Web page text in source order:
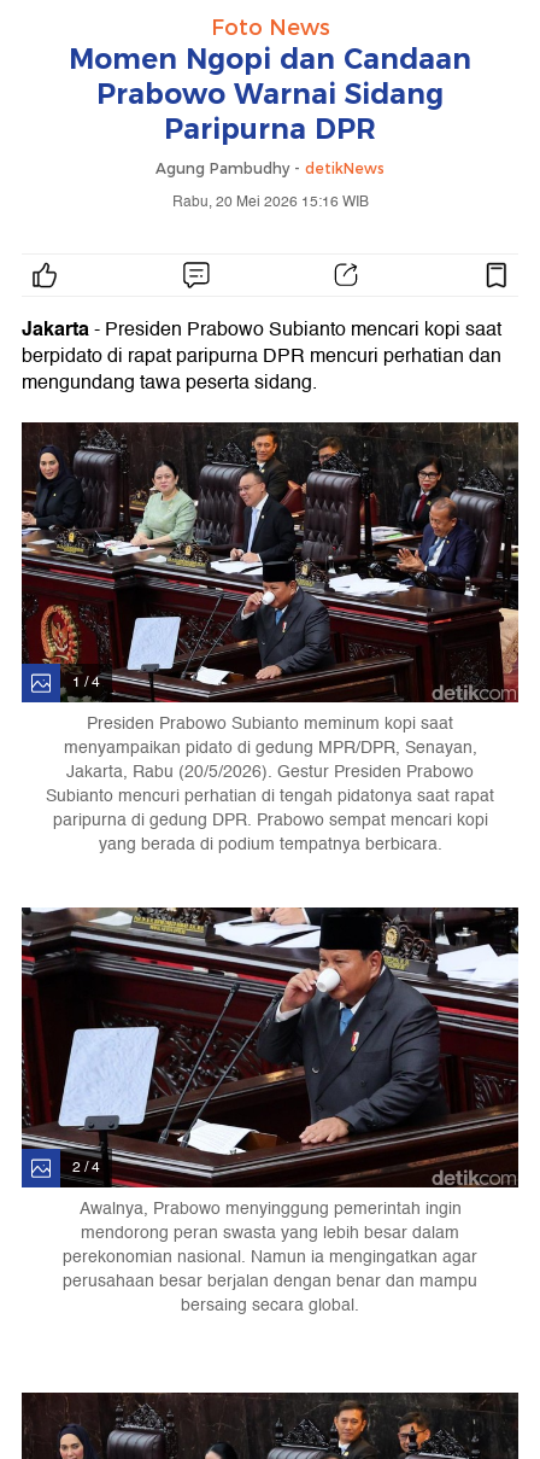
Foto News
Momen Ngopi dan Candaan
Prabowo Warnai Sidang
Paripurna DPR
Agung Pambudhy - detikNews
Rabu, 20 Mei 2026 15:16 WIB
Jakarta- Presiden Prabowo Subianto mencari kopi saat
berpidato di rapat paripurna DPR mencuri perhatian dan
mengundang tawa peserta sidang.
1 / 4
Presiden Prabowo Subianto meminum kopi saat
menyampaikan pidato di gedung MPR/DPR, Senayan,
Jakarta, Rabu (20/5/2026). Gestur Presiden Prabowo
Subianto mencuri perhatian di tengah pidatonya saat rapat
paripurna di gedung DPR. Prabowo sempat mencari kopi
yang berada di podium tempatnya berbicara.
2 / 4
Awalnya, Prabowo menyinggung pemerintah ingin
mendorong peran swasta yang lebih besar dalam
perekonomian nasional. Namun ia mengingatkan agar
perusahaan besar berjalan dengan benar dan mampu
bersaing secara global.